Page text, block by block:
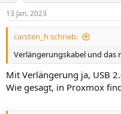
13 Jan. 2023
carsten_h schrieb:
Verlängerungskabel und das
Mit Verlängerung ja, USB
Wie gesagt, in Proxmox